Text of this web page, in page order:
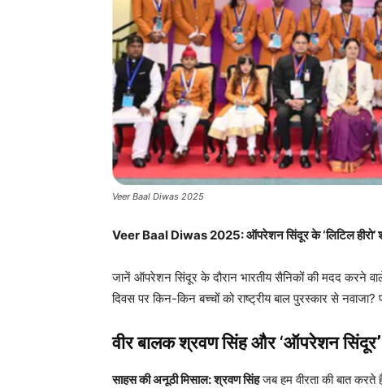
Veer Baal Diwas 2025
Veer Baal Diwas 2025: ऑपरेशन सिंदूर के ‘लिटिल हीरो’
जानें ऑपरेशन सिंदूर के दौरान भारतीय सैनिकों की मदद करने वाले
दिवस पर किन-किन बच्चों को राष्ट्रीय बाल पुरस्कार से नवाजा?
वीर बालक श्रवण सिंह और ‘ऑपरेशन सिंदूर’
साहस की अनूठी मिसाल: श्रवण सिंहजब हम वीरता की बात करते